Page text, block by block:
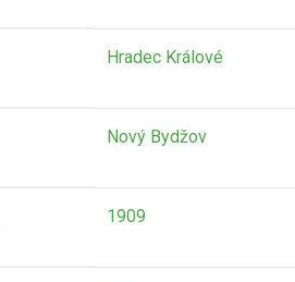
Hradec Králové
Nový Bydžov
1909